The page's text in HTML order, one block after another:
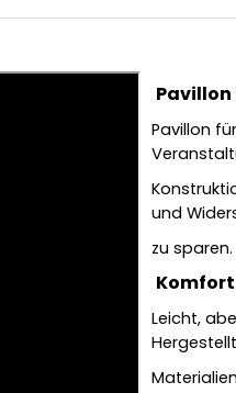
S
Pavillon
Pavillon
und
zu sparen.
Leicht,